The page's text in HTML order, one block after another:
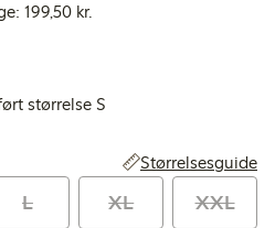
199,50 kr.
størrelse S
Størrelsesguide
L XL XXL